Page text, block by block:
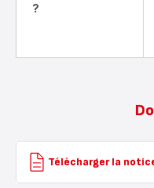
?
Télécharger la